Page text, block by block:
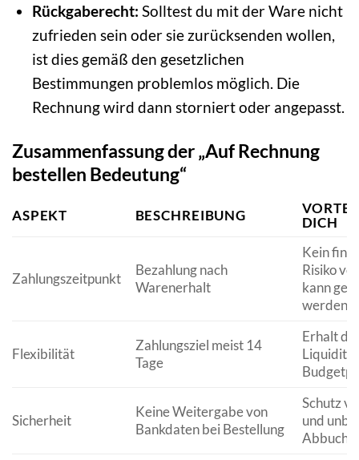
Rückgaberecht: Solltest du mit der Ware nicht
zufrieden sein oder sie zurücksenden wollen,
ist dies gemäß den gesetzlichen
Bestimmungen problemlos möglich. Die
Rechnung wird dann storniert oder angepasst.
Zusammenfassung der „Auf Rechnung
bestellen Bedeutung“
ASPEKT BESCHREIBUNG
DICH
Zahlungszeitpunkt
Bezahlung nach
Warenerhalt
Kein
Risiko
kann
werden
Flexibilität
Zahlungsziel meist 14
Tage
Erhalt
Sicherheit
Keine Weitergabe von
Bankdaten bei Bestellung
Schutz
und